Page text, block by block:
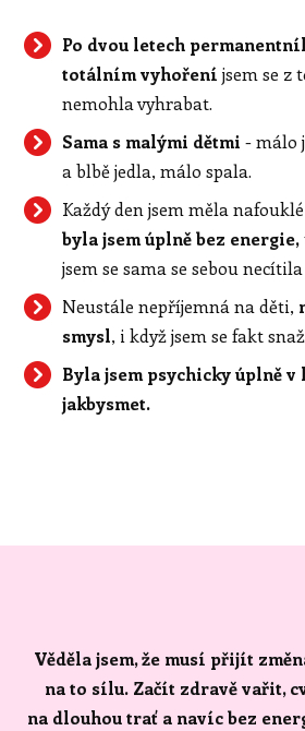
Po dvou letech
totálním vyhoření jsem se z
nemohla vyhrabat.
Sama s malými dětmi - málo
a blbě jedla, málo spala.
Každý den jsem měla
byla jsem úplně bez energie,
jsem se sama se sebou
Neustále nepříjemná na děti,
smysl, i když jsem se fakt
Byla jsem psychicky úplně
jakbysmet.
Věděla jsem, že musí přijít
na to sílu. Začít zdravě vařit,
na dlouhou trať a navíc bez